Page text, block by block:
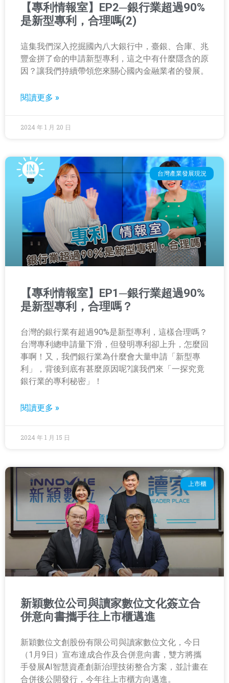
【專利情報室】EP2─銀行業超過90%
是新型專利，合理嗎(2)
這集我們深入挖掘國內八大銀行中，臺銀、合庫、兆
豐金拼了命的申請新型專利，這之中有什麼隱含的原
因？讓我們持續帶領您來關心國內金融業者的發展。
閱讀更多 »
2024 年 1 月 20 日
台灣產業發展現況
【專利情報室】EP1─銀行業超過90%
是新型專利，合理嗎？
台灣的銀行業有超過90%是新型專利，這樣合理嗎？
台灣專利總申請量下滑，但發明專利卻上升，怎麼回
事啊！又，我們銀行業為什麼會大量申請「新型專
利」，背後到底有甚麼原因呢?讓我們來「一探究竟
銀行業的專利秘密」！
閱讀更多 »
2024 年 1 月 15 日
上市櫃
新穎數位公司與讀家數位文化簽立合
併意向書攜手往上市櫃邁進
新穎數位文創股份有限公司與讀家數位文化，今日
（1月9日）宣布達成合作及合併意向書，雙方將攜
手發展AI智慧資產創新治理技術整合方案，並計畫在
合併後公開發行，今年往上市櫃方向邁進。